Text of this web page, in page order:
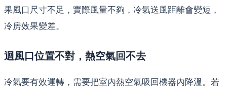
果風口尺寸不足，實際風量不夠，冷氣送風距離會變短，
冷房效果變差。
迴風口位置不對，熱空氣回不去
冷氣要有效運轉，需要把室內熱空氣吸回機器內降溫。若